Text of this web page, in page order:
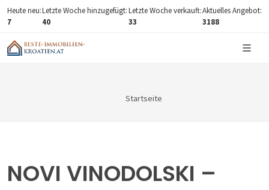
Heute neu:
7
Letzte Woche hinzugefügt:
40
Letzte Woche verkauft:
33
Aktuelles Angebot:
3188
Startseite
NOVI VINODOLSKI –